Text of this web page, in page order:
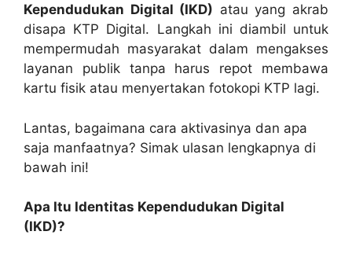
Kependudukan Digital (IKD) atau yang akrab
disapa KTP Digital. Langkah ini diambil untuk
mempermudah masyarakat dalam mengakses
layanan publik tanpa harus repot membawa
kartu fisik atau menyertakan fotokopi KTP lagi.
Lantas, bagaimana cara aktivasinya dan apa
saja manfaatnya? Simak ulasan lengkapnya di
bawah ini!
Apa Itu Identitas Kependudukan Digital
(IKD)?